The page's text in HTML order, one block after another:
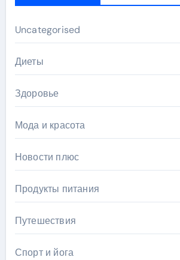
Uncategorised
Диеты
Здоровье
Мода и красота
Новости плюс
Продукты питания
Путешествия
Спорт и йога